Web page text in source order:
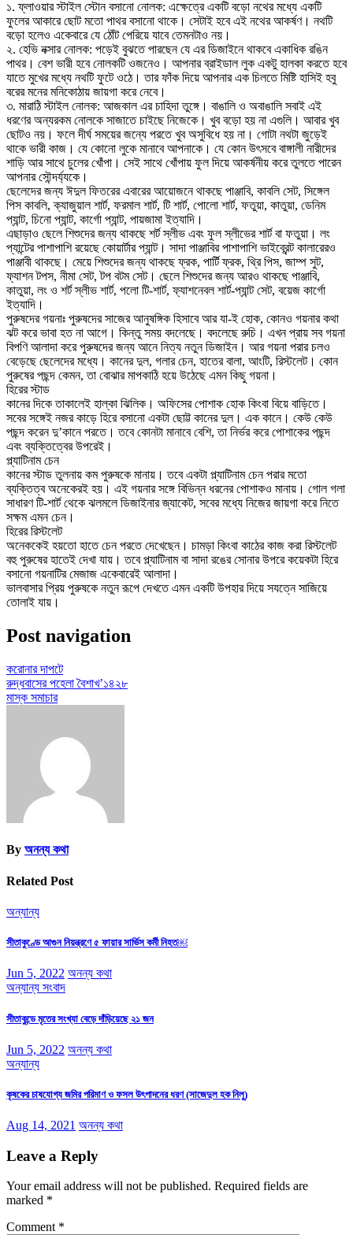
১. ফ্লাওয়ার স্টাইল স্টোন বসানো নোলক: এক্ষেত্রে একটি বড়ো নথের মধ্যে একটি
ফুলের আকারে ছোট মতো পাথর বসানো থাকে। সেটাই হবে এই নথের আকর্ষণ। নথটি
বড়ো হলেও একেবারে যে ঠোঁট পেরিয়ে যাবে তেমনটাও নয়।
২. হেভি নক্সার নোলক: পড়েই বুঝতে পারছেন যে এর ডিজাইনে থাকবে একাধিক রঙিন
পাথর। বেশ ভারী হবে নোলকটি ওজনেও। আপনার ব্রাইডাল লুক একটু হালকা করতে হবে
যাতে মুখের মধ্যে নথটি ফুটে ওঠে। তার ফাঁক দিয়ে আপনার এক চিলতে মিষ্টি হাসিই হবু
বরের মনের মনিকোঠায় জায়গা করে নেবে।
৩. মারাঠি স্টাইল নোলক: আজকাল এর চাহিদা তুঙ্গে। বাঙালি ও অবাঙালি সবাই এই
ধরণের অন্যরকম নোলকে সাজাতে চাইছে নিজেকে। খুব বড়ো হয় না এগুলি। আবার খুব
ছোটও নয়। ফলে দীর্ঘ সময়ের জন্যে পরতে খুব অসুবিধে হয় না। গোটা নথটা জুড়েই
থাকে ভারী কাজ। যে কোনো লুকে মানাবে আপনাকে। যে কোন উৎসবে বাঙ্গালী নারীদের
শাড়ি আর সাথে চুলের খোঁপা। সেই সাথে খোঁপায় ফুল দিয়ে আকর্ষনীয় করে তুলতে পারেন
আপনার সৌন্দর্য্যকে।
ছেলেদের জন্য ঈদুল ফিতরের এবারের আয়োজনে থাকছে পাঞ্জাবি, কাবলি সেট, সিঙ্গেল
পিস কাবলি, ক্যাজুয়াল শার্ট, ফরমাল শার্ট, টি শার্ট, পোলো শার্ট, ফতুয়া, কাতুয়া, ডেনিম
প্যান্ট, চিনো প্যান্ট, কার্গো প্যান্ট, পায়জামা ইত্যাদি।
এছাড়াও ছেলে শিশুদের জন্য থাকছে শর্ট স্লীভ এবং ফুল স্লীভের শার্ট বা ফতুয়া। লং
প্যান্টের পাশাপাশি রয়েছে কোয়ার্টার প্যান্ট। সাদা পাঞ্জাবির পাশাপাশি ভাইব্রেন্ট কালারেরও
পাঞ্জাবী থাকছে। মেয়ে শিশুদের জন্য থাকছে ফ্রক, পার্টি ফ্রক, থ্রি পিস, জাম্প সুট,
ফ্যাশন টপস, নীমা সেট, টপ বটম সেট। ছেলে শিশুদের জন্য আরও থাকছে পাঞ্জাবি,
কাতুয়া, লং ও শর্ট স্লীভ শার্ট, পলো টি-শার্ট, ফ্যাশনেবল শার্ট-প্যান্ট সেট, বয়েজ কার্গো
ইত্যাদি।
পুরুষদের গয়নাঃ পুরুষদের সাজের আনুষঙ্গিক হিসাবে আর যা-ই হোক, কোনও গয়নার কথা
ঝট করে ভাবা হত না আগে। কিন্তু সময় বদলেছে। বদলেছে রুচি। এখন প্রায় সব গয়না
বিপণি আলাদা করে পুরুষদের জন্য আনে নিত্য নতুন ডিজাইন। আর গয়না পরার চলও
বেড়েছে ছেলেদের মধ্যে। কানের দুল, গলার চেন, হাতের বালা, আংটি, রিস্টলেট। কোন
পুরুষের পছন্দ কেমন, তা বোঝার মাপকাঠি হয়ে উঠেছে এমন কিছু গয়না।
হিরের স্টাড
কানের দিকে তাকালেই হাল্কা ঝিলিক। অফিসের পোশাক হোক কিংবা বিয়ে বাড়িতে।
সবের সঙ্গেই নজর কাড়ে হিরে বসানো একটা ছোট্ট কানের দুল। এক কানে। কেউ কেউ
পছন্দ করেন দু’কানে পরতে। তবে কোনটা মানাবে বেশি, তা নির্ভর করে পোশাকের পছন্দ
এবং ব্যক্তিত্বের উপরেই।
প্ল্যাটিনাম চেন
কানের স্টাড তুলনায় কম পুরুষকে মানায়। তবে একটা প্ল্যাটিনাম চেন পরার মতো
ব্যক্তিত্ব অনেকেরই হয়। এই গয়নার সঙ্গে বিভিন্ন ধরনের পোশাকও মানায়। গোল গলা
সাধারণ টি-শার্ট থেকে ঝলমলে ডিজাইনার জ্যাকেট, সবের মধ্যে নিজের জায়গা করে নিতে
সক্ষম এমন চেন।
হিরের রিস্টলেট
অনেককেই হয়তো হাতে চেন পরতে দেখেছেন। চামড়া কিংবা কাঠের কাজ করা রিস্টলেট
বহু পুরুষের হাতেই দেখা যায়। তবে প্ল্যাটিনাম বা সাদা রঙের সোনার উপরে কয়েকটা হিরে
বসানো গয়নাটির মেজাজ একেবারেই আলাদা।
ভালবাসার প্রিয় পুরুষকে নতুন রূপে দেখতে এমন একটি উপহার দিয়ে সযত্নে সাজিয়ে
তোলাই যায়।
Post navigation
করোনার দাপটে
রুদ্ধবাসের পহেলা বৈশাখ’১৪২৮
মাস্ক সমাচার
By অনন্য কথা
Related Post
অন্যান্য
সীতাকুণ্ডে আগুন নিয়ন্ত্রণে ৫ ফায়ার সার্ভিস কর্মী নিহত￼
Jun 5, 2022 অনন্য কথা
অন্যান্য সংবাদ
সীতাকুন্ডে মৃতের সংখ্যা বেড়ে দাঁড়িয়েছে ২১ জন
Jun 5, 2022 অনন্য কথা
অন্যান্য
কৃষকের চাষযোগ্য জমির পরিমাণ ও ফসল উৎপাদনের ধরণ (সাজেদুল হক নিলু)
Aug 14, 2021 অনন্য কথা
Leave a Reply
Your email address will not be published. Required fields are
marked *
Comment *